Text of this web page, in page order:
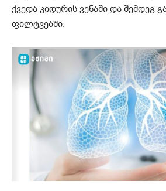
ქვედა კიდურის ვენაში და შემდეგ
ფილტვებში.